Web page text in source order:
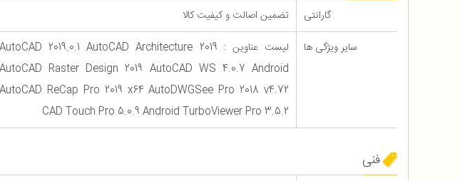
گارانتی
تضمین اصالت و کیفیت کالا
سایر ویژگی ها
لیست عناوین : AutoCAD 2019.0.1 AutoCAD Architecture 2019
AutoCAD Raster Design 2019 AutoCAD WS 4.0.7 Android
AutoCAD ReCap Pro 2019 x64 AutoDWGSee Pro 2018 v4.72
CAD Touch Pro 5.0.9 Android TurboViewer Pro 3.5.2
فنی